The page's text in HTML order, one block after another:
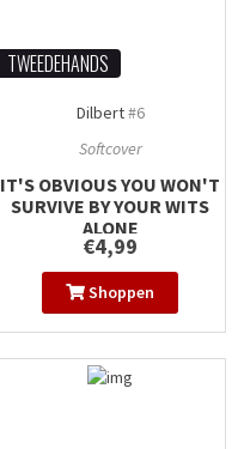
TWEEDEHANDS
Dilbert#6
Softcover
IT'S OBVIOUS YOU WON'T
SURVIVE BY YOUR WITS
ALONE
€4,99
Shoppen